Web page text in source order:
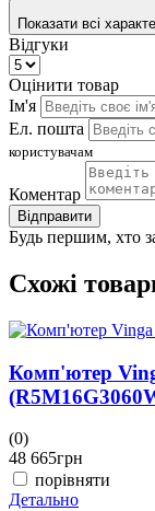
Показати всі
Відгуки
Оцінити товар
Ім'я
Ел. пошта
користувачам
Коментар
Відправити
Будь першим, хто
Схожі
Комп'ютер
(0)
48 665грн
порівняти
Детально